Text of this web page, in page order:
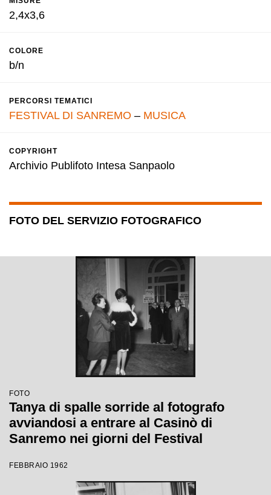
2,4x3,6
COLORE
b/n
PERCORSI TEMATICI
FESTIVAL DI SANREMO – MUSICA
COPYRIGHT
Archivio Publifoto Intesa Sanpaolo
FOTO DEL SERVIZIO FOTOGRAFICO
FOTO
Tanya di spalle sorride al fotografo
avviandosi a entrare al Casinò di
Sanremo nei giorni del Festival
FEBBRAIO 1962